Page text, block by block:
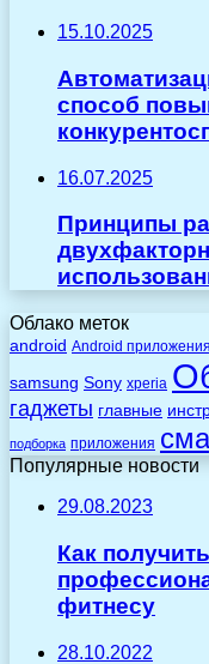
15.10.2025
способ
16.07.2025
Принципы
Облако меток
android Android приложения
samsung Sony xperia
гаджеты главные
подборка приложения
Популярные новости
29.08.2023
Как
фитнесу
28.10.2022